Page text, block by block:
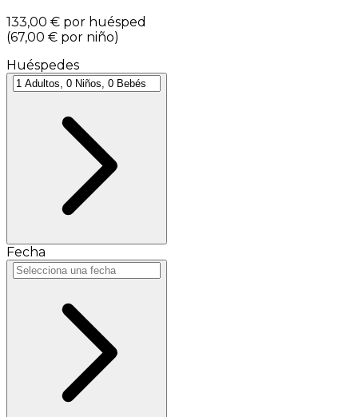
133,00 € por huésped
(67,00 € por niño)
Huéspedes
Fecha